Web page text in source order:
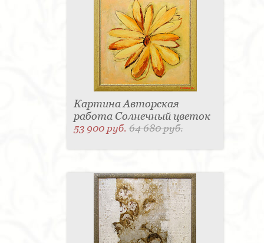
Картина Авторская
работа Солнечный цветок
53 900 руб.64 680 руб.